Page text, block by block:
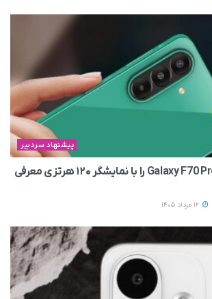
پیشنهاد سردبیر
سامسونگ گوشی Galaxy F70 Pro را با نمایشگر ۱۲۰ هرتزی معرفی